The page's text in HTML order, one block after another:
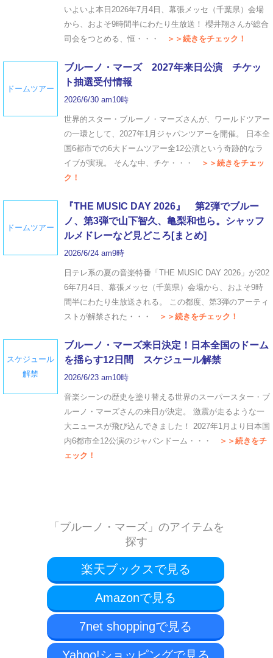
いよいよ本日2026年7月4日、幕張メッセ（千葉県）会場
から、およそ9時間半にわたり生放送！ 櫻井翔さんが総合
司会をつとめる、恒・・・
＞＞続きをチェック！
ドームツアー
ブルーノ・マーズ 2027年来日公演 チケッ
ト抽選受付情報
2026/6/30 am10時
世界的スター・ブルーノ・マーズさんが、ワールドツアー
の一環として、2027年1月ジャパンツアーを開催。 日本全
国6都市での6大ドームツアー全12公演という奇跡的なラ
イブが実現。 そんな中、チケ・・・
＞＞続きをチェッ
ク！
ドームツアー
『THE MUSIC DAY 2026』 第2弾でブルー
ノ、第3弾で山下智久、亀梨和也ら。シャッフ
ルメドレーなど見どころ[まとめ]
2026/6/24 am9時
日テレ系の夏の音楽特番「THE MUSIC DAY 2026」が202
6年7月4日、幕張メッセ（千葉県）会場から、およそ9時
間半にわたり生放送される。 この都度、第3弾のアーティ
ストが解禁された・・・
＞＞続きをチェック！
スケジュール
解禁
ブルーノ・マーズ来日決定！日本全国のドーム
を揺らす12日間 スケジュール解禁
2026/6/23 am10時
音楽シーンの歴史を塗り替える世界のスーパースター・ブ
ルーノ・マーズさんの来日が決定。 激震が走るような一
大ニュースが飛び込んできました！ 2027年1月より日本国
内6都市全12公演のジャパンドーム・・・
＞＞続きをチ
ェック！
「ブルーノ・マーズ」のアイテムを
探す
楽天ブックスで見る
Amazonで見る
7net shoppingで見る
Yahoo!ショッピングで見る